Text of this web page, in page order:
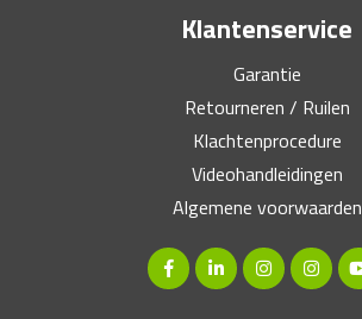
Klantenservice
Garantie
Retourneren / Ruilen
Klachtenprocedure
Videohandleidingen
Algemene voorwaarden